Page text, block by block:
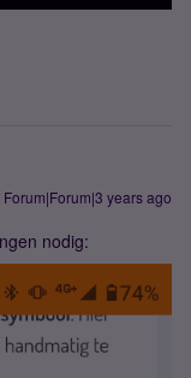
Forum|Forum|3 years ago
nodig: